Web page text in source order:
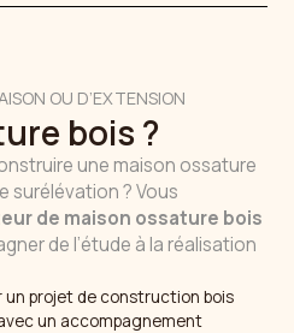
OU D’EXTENSION
bois ?
une maison ossature
surélévation ? Vous
de maison ossature bois
de l’étude à la réalisation
un projet de construction bois
un accompagnement